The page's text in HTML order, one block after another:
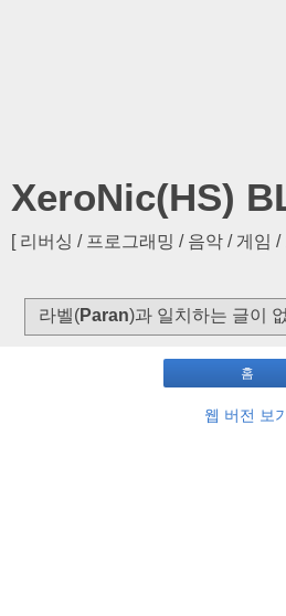
XeroNic(HS)
[ 리버싱 / 프로그래밍 / 음악 / 게임 /
라벨(Paran)과 일치하는 글이
홈
웹 버전 보